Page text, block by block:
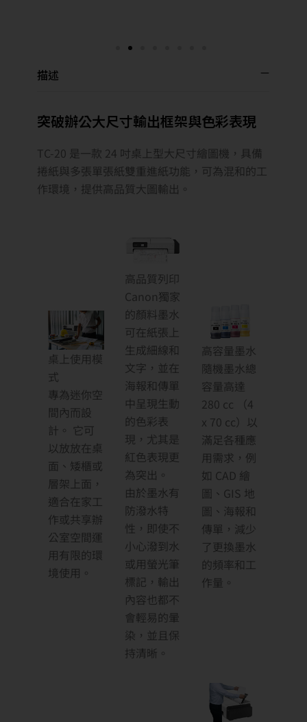
描述
突破辦公大尺寸輸出框架與色彩表現
TC-20 是一款 24 吋桌上型大尺寸繪圖機，具備
捲紙與多張單張紙雙重進紙功能，可為混和的工
作環境，提供高品質大圖輸出。
桌上使用模
式
專為迷你空
間內而設
計。 它可
以放放在桌
面、矮櫃或
層架上面，
適合在家工
作或共享辦
公室空間運
用有限的環
境使用。
高品質列印
Canon獨家
的顏料墨水
可在紙張上
生成細線和
文字，並在
海報和傳單
中呈現生動
的色彩表
現，尤其是
紅色表現更
為突出。
由於墨水有
防潑水特
性，即使不
小心潑到水
或用螢光筆
標記，輸出
內容也都不
會輕易的暈
染，並且保
持清晰。
高容量墨水
隨機墨水總
容量高達
280 cc （4
x 70 cc）以
滿足各種應
用需求，例
如 CAD 繪
圖、GIS 地
圖、海報和
傳單，減少
了更換墨水
的頻率和工
作量。